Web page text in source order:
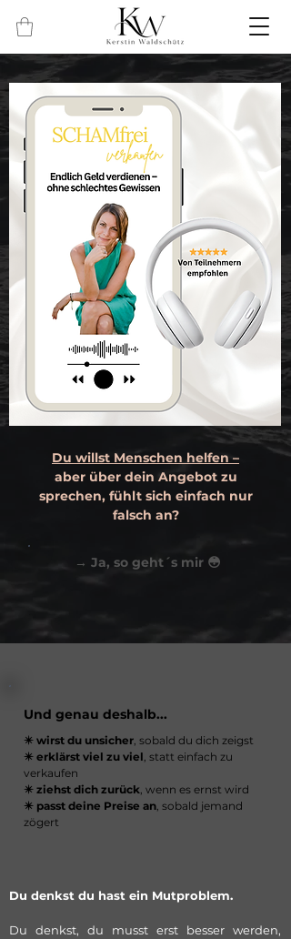
Du willst Menschen helfen –
aber über dein Angebot zu
sprechen, fühlt sich einfach nur
falsch an?
→ Ja, so geht´s mir 😳
Und genau deshalb...
✴️ wirst du unsicher, sobald du dich zeigst
✴️ erklärst viel zu viel, statt einfach zu
verkaufen
✴️ ziehst dich zurück, wenn es ernst wird
✴️ passt deine Preise an, sobald jemand
zögert
Du denkst du hast ein Mutproblem.
Du denkst, du musst erst besser werden,